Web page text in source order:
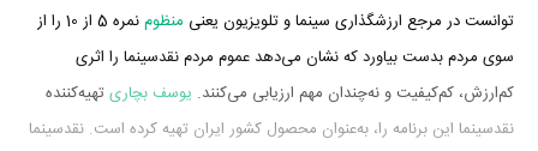
توانست در مرجع ارزشگذاری سینما و تلویزیون یعنی منظوم
نمره 5 از 10 را از
سوی مردم بدست بیاورد که نشان می‌دهد عموم مردم نقدسینما را اثری
کم‌ارزش، کم‌کیفیت و نه‌چندان مهم ارزیابی می‌کنند. یوسف بچاری تهیه‌کننده
نقدسینما این برنامه را، به‌عنوان محصول کشور ایران تهیه کرده است. نقدسینما